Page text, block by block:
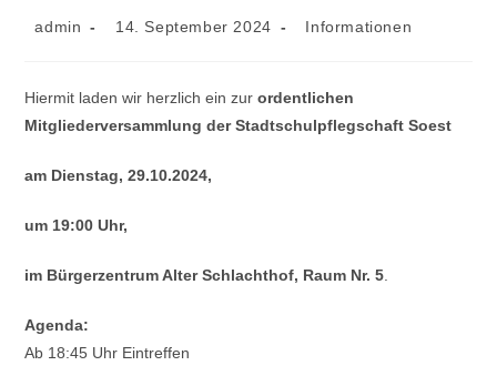
Beitrags-
admin
Beitrag
14. September 2024
Beitrags-
Informationen
Hiermit laden wir herzlich ein zurordentlichen
Mitgliederversammlung der Stadtschulpflegschaft Soest
am Dienstag, 29.10.2024,
um 19:00 Uhr,
im Bürgerzentrum Alter Schlachthof, Raum Nr. 5
Agenda:
Ab 18:45 Uhr Eintreffen